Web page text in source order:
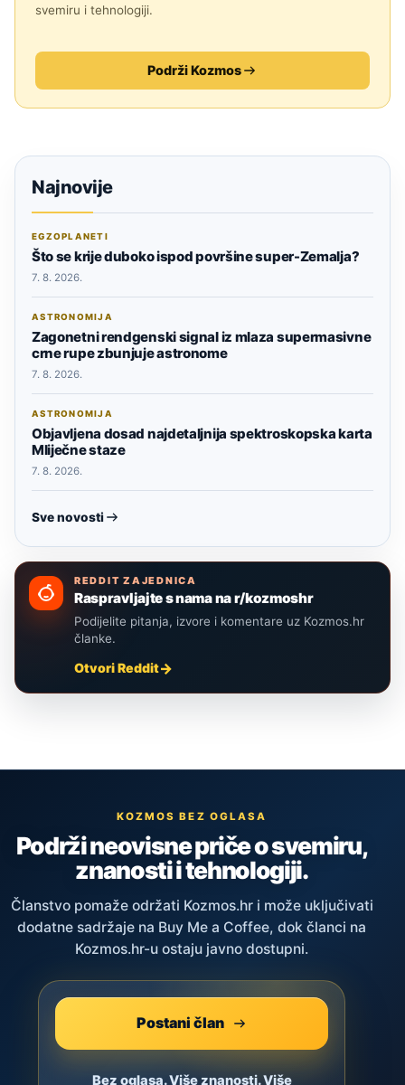
svemiru i tehnologiji.
Podrži Kozmos
Najnovije
EGZOPLANETI
Što se krije duboko ispod površine super-Zemalja?
7. 8. 2026.
ASTRONOMIJA
Zagonetni rendgenski signal iz mlaza supermasivne
crne rupe zbunjuje astronome
7. 8. 2026.
ASTRONOMIJA
Objavljena dosad najdetaljnija spektroskopska karta
Mliječne staze
7. 8. 2026.
Sve novosti
REDDIT ZAJEDNICA
Raspravljajte s nama na r/kozmoshr
Podijelite pitanja, izvore i komentare uz Kozmos.hr
članke.
Otvori Reddit
KOZMOS BEZ OGLASA
Podrži neovisne priče o svemiru,
znanosti i tehnologiji.
Članstvo pomaže održati Kozmos.hr i može uključivati
dodatne sadržaje na Buy Me a Coffee, dok članci na
Kozmos.hr-u ostaju javno dostupni.
Postani član
Bez oglasa. Više znanosti. Više